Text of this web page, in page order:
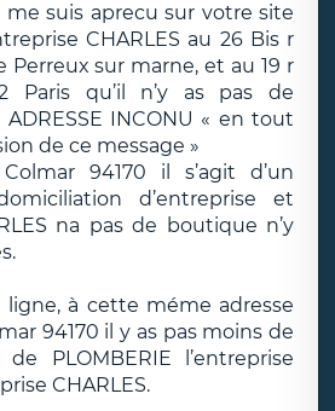
me suis aprecu sur votre site
CHARLES au 26 Bis r
Perreux sur marne, et au 19 r
Paris qu’il n’y as pas de
INCONU « en tout
de ce message »
94170 il s’agit d’un
d’entreprise et
na pas de boutique n’y
à cette méme adresse
94170 il y as pas moins de
PLOMBERIE l’entreprise
CHARLES.